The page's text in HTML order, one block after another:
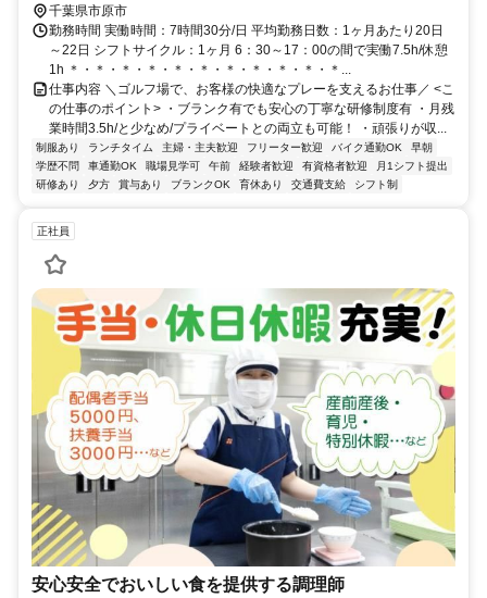
千葉県市原市
勤務時間 実働時間：7時間30分/日 平均勤務日数：1ヶ月あたり20日
～22日 シフトサイクル：1ヶ月 6：30～17：00の間で実働7.5h/休憩
1h ＊・＊・＊・＊・＊・＊・＊・＊・＊・＊・＊...
仕事内容 ＼ゴルフ場で、お客様の快適なプレーを支えるお仕事／ <こ
の仕事のポイント> ・ブランク有でも安心の丁寧な研修制度有 ・月残
業時間3.5h/と少なめ/プライベートとの両立も可能！ ・頑張りが収...
制服あり ランチタイム 主婦・主夫歓迎 フリーター歓迎 バイク通勤OK
早朝
学歴不問
車通勤OK 職場見学可 午前 経験者歓迎 有資格者歓迎
月1シフト提出
研修あり
夕方 賞与あり ブランクOK 育休あり 交通費支給 シフト制
正社員
安心安全でおいしい食を提供する調理師